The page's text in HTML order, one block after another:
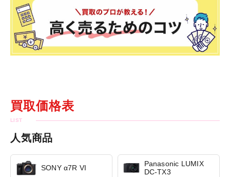
買取価格表
人気商品
SONY α7R VI
Panasonic LUMIX
DC-TX3